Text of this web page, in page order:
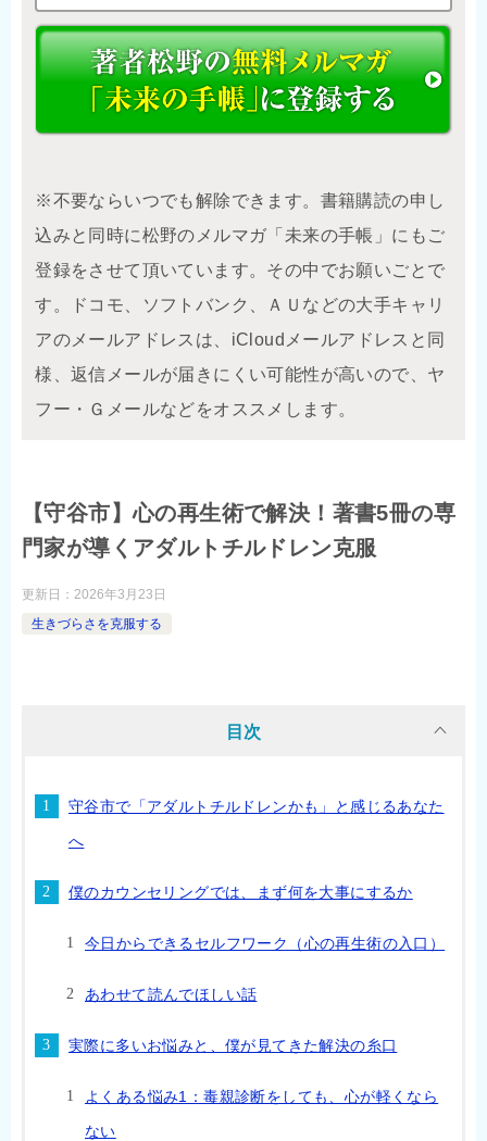
※不要ならいつでも解除できます。書籍購読の申し
込みと同時に松野のメルマガ「未来の手帳」にもご
登録をさせて頂いています。その中でお願いごとで
す。ドコモ、ソフトバンク、ＡＵなどの大手キャリ
アのメールアドレスは、iCloudメールアドレスと同
様、返信メールが届きにくい可能性が高いので、ヤ
フー・Ｇメールなどをオススメします。
【守谷市】心の再生術で解決！著書5冊の専
門家が導くアダルトチルドレン克服
更新日： 2026年3月23日
生きづらさを克服する
目次
守谷市で「アダルトチルドレンかも」と感じるあなた
へ
僕のカウンセリングでは、まず何を大事にするか
今日からできるセルフワーク（心の再生術の入口）
あわせて読んでほしい話
実際に多いお悩みと、僕が見てきた解決の糸口
よくある悩み1：毒親診断をしても、心が軽くなら
ない